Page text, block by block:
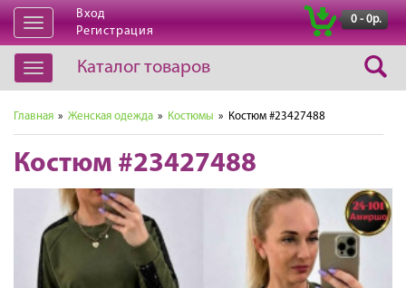
Открыть
навигацию
Вход
Регистрация
0 - 0р.
Открыть
навигацию
Каталог товаров
Главная » Женская одежда » Костюмы » Костюм #23427488
Костюм #23427488